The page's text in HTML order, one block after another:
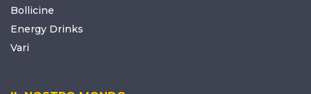
Bollicine
Energy Drinks
Vari